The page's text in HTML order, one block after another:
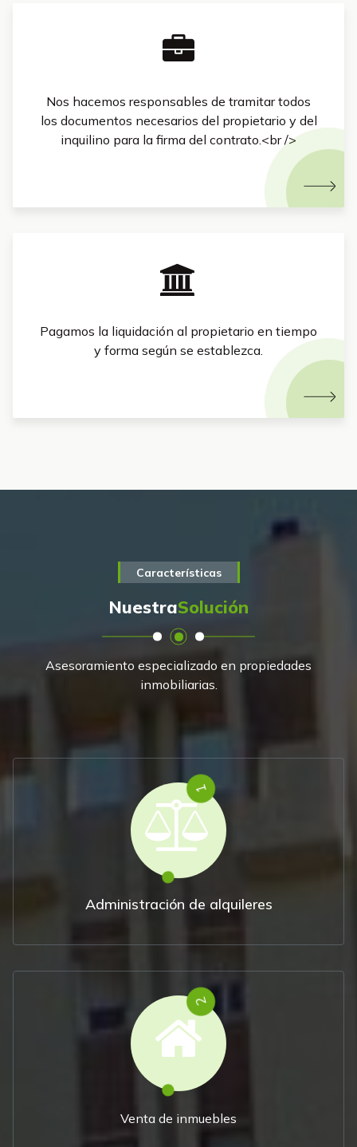
Nos hacemos responsables de tramitar todos
los documentos necesarios del propietario y del
inquilino para la firma del contrato.<br />
Pagamos la liquidación al propietario en tiempo
y forma según se establezca.
Características
NuestraSolución
Asesoramiento especializado en propiedades
inmobiliarias.
1
Administración de alquileres
2
Venta de inmuebles